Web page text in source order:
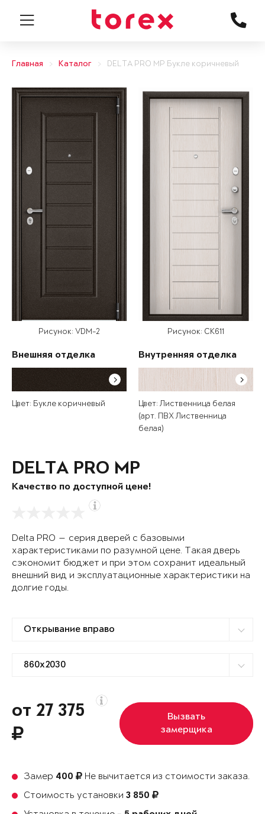
Главная Каталог DELTA PRO MP Букле коричневый
Рисунок: VDM-2
Внешняя отделка
Цвет: Букле коричневый
Рисунок: СК611
Внутренняя отделка
Цвет: Лиственница белая
(арт. ПВХ Лиственница
белая)
DELTA PRO MP
Качество по доступной цене!
Delta PRO — серия дверей с базовыми
характеристиками по разумной цене. Такая дверь
сэкономит бюджет и при этом сохранит идеальный
внешний вид и эксплуатационные характеристики на
долгие годы.
от 27 375
Вызвать
замерщика
Замер 400
Не вычитается из стоимости заказа.
Стоимость установки 3 850